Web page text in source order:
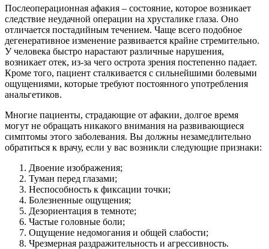
Послеоперационная афакия – состояние, которое возникает
следствие неудачной операции на хрусталике глаза. Оно
отличается постадийным течением. Чаще всего подобное
дегенеративное изменение развивается крайне стремительно.
У человека быстро нарастают различные нарушения,
возникает отек, из-за чего острота зрения постепенно падает.
Кроме того, пациент сталкивается с сильнейшими болевыми
ощущениями, которые требуют постоянного употребления
анальгетиков.
Многие пациенты, страдающие от афакии, долгое время
могут не обращать никакого внимания на развивающиеся
симптомы этого заболевания. Вы должны незамедлительно
обратиться к врачу, если у вас возникли следующие признаки:
Двоение изображения;
Туман перед глазами;
Неспособность к фиксации точки;
Болезненные ощущения;
Дезориентация в темноте;
Частые головные боли;
Ощущение недомогания и общей слабости;
Чрезмерная раздражительность и агрессивность.